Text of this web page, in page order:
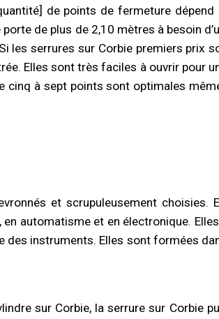
de points de fermeture
de plus de 2,10 mètres à besoin
les serrures sur Corbie premiers prix
Elles sont très faciles à ouvrir pour
cinq à sept points sont optimales
et scrupuleusement choisies.
en automatisme et en électronique.
des instruments. Elles sont formées
sur Corbie, la serrure sur Corbie